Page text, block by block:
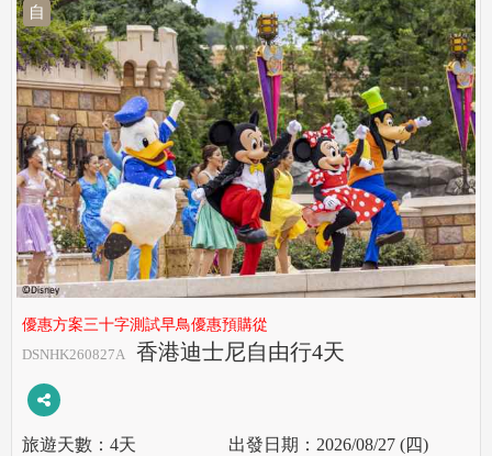
自
優惠方案三十字測試早鳥優惠預購從
DSNHK260827A
香港迪士尼自由行4天
4天 2026/08/27 (四)